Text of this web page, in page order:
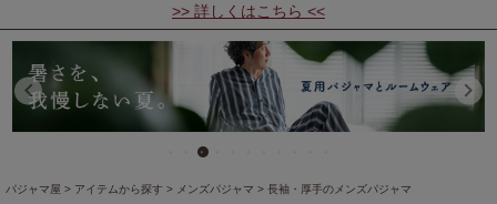
>> 詳しくはこちら <<
パジャマ屋 アイテムから探す メンズパジャマ 長袖・厚手のメンズパジャマ